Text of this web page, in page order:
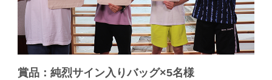
賞品：純烈サイン入りバッグ×5名様